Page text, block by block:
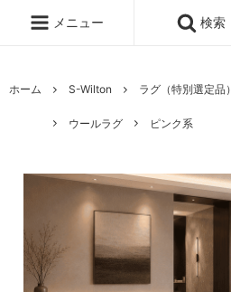
メニュー 検索
ホーム S-Wilton ラグ（特別選定品）
ウールラグ ピンク系